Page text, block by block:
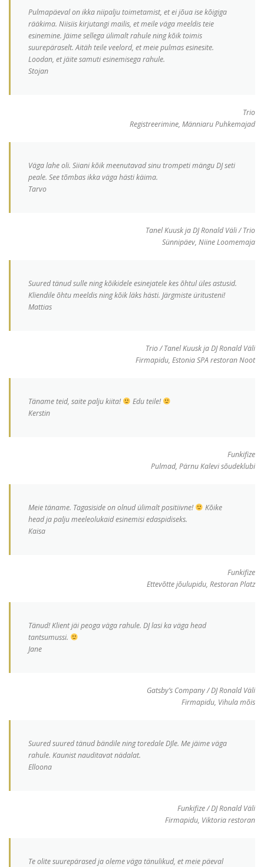
Pulmapäeval on ikka niipalju toimetamist, et ei jõua ise kõigiga
rääkima. Niisiis kirjutangi mailis, et meile väga meeldis teie
esinemine. Jäime sellega ülimalt rahule ning kõik toimis
suurepäraselt. Aitäh teile veelord, et meie pulmas esinesite.
Loodan, et jäite samuti esinemisega rahule.
Stojan
Trio
Registreerimine, Männiaru Puhkemajad
Väga lahe oli. Siiani kõik meenutavad sinu trompeti mängu DJ seti
peale. See tõmbas ikka väga hästi käima.
Tarvo
Tanel Kuusk ja DJ Ronald Väli / Trio
Sünnipäev, Niine Loomemaja
Suured tänud sulle ning kõikidele esinejatele kes õhtul üles astusid.
Kliendile õhtu meeldis ning kõik läks hästi. Järgmiste üritusteni!
Mattias
Trio / Tanel Kuusk ja DJ Ronald Väli
Firmapidu, Estonia SPA restoran Noot
Täname teid, saite palju kiita!
Edu teile!
Kerstin
Funkifize
Pulmad, Pärnu Kalevi sõudeklubi
Meie täname. Tagasiside on olnud ülimalt positiivne!
Kõike
head ja palju meeleolukaid esinemisi edaspidiseks.
Kaisa
Funkifize
Ettevõtte jõulupidu, Restoran Platz
Tänud! Klient jäi peoga väga rahule. DJ lasi ka väga head
tantsumussi.
Jane
Gatsby’s Company / DJ Ronald Väli
Firmapidu, Vihula mõis
Suured suured tänud bändile ning toredale DJle. Me jäime väga
rahule. Kaunist nauditavat nädalat.
Elloona
Funkifize / DJ Ronald Väli
Firmapidu, Viktoria restoran
Te olite suurepärased ja oleme väga tänulikud, et meie päeval